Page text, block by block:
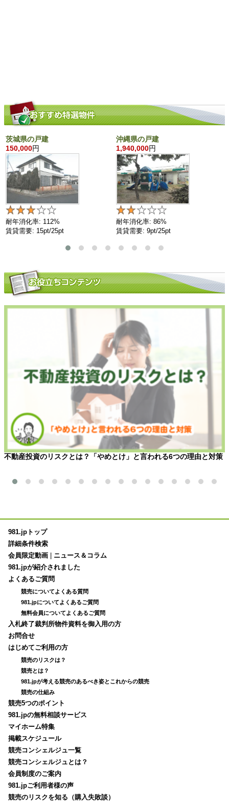
茨城県の戸建
150,000円
耐年消化率: 112%
賃貸需要: 15pt/25pt
沖縄県の戸建
1,940,000円
耐年消化率: 86%
賃貸需要: 9pt/25pt
不動産投資のリスクとは？「やめとけ」と言われる6つの理由と対策
981.jpトップ
詳細条件検索
会員限定動画
ニュース＆コラム
981.jpが紹介されました
よくあるご質問
競売についてよくある質問
981.jpについてよくあるご質問
無料会員についてよくあるご質問
入札終了裁判所物件資料を御入用の方
お問合せ
はじめてご利用の方
競売のリスクは？
競売とは？
981.jpが考える競売のあるべき姿とこれからの競売
競売の仕組み
競売5つのポイント
981.jpの無料相談サービス
マイホーム特集
掲載スケジュール
競売コンシェルジュ一覧
競売コンシェルジュとは？
会員制度のご案内
981.jpご利用者様の声
競売のリスクを知る（購入失敗談）